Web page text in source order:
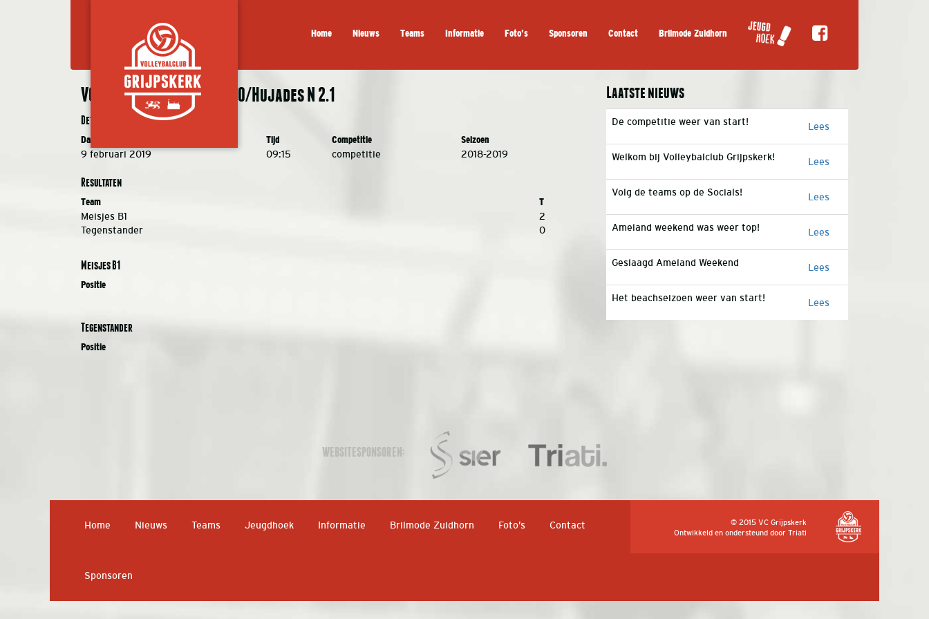
Home Nieuws Teams Informatie Foto’s Sponsoren Contact Brilmode Zuidhorn
VC Grijpskerk N 2.1 – DOVO/Hujades N 2.1
Details
Datum Tijd Competitie Seizoen
9 februari 2019 09:15 competitie 2018-2019
Resultaten
Team T
Meisjes B1
2
Tegenstander
0
Meisjes B1
Positie
Tegenstander
Positie
Laatste nieuws
De competitie weer van start! Lees
Welkom bij Volleybalclub Grijpskerk! Lees
Volg de teams op de Socials! Lees
Ameland weekend was weer top! Lees
Geslaagd Ameland Weekend Lees
Het beachseizoen weer van start! Lees
WEBSITESPONSOREN:
Home Nieuws Teams Jeugdhoek Informatie Brilmode Zuidhorn Foto’s Contact
Sponsoren
© 2015 VC Grijpskerk
Ontwikkeld en ondersteund door Triati